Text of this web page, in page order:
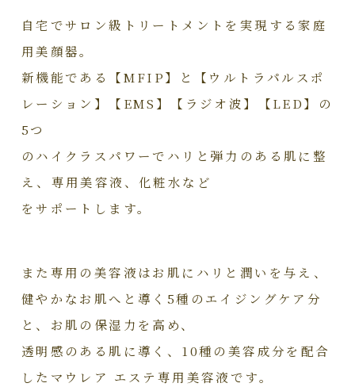
自宅でサロン級トリートメントを実現する家庭
用美顔器。
新機能である【MFIP】と【ウルトラパルスポ
レーション】【EMS】【ラジオ波】【LED】の
5つ
のハイクラスパワーでハリと弾力のある肌に整
え、専用美容液、化粧水など
をサポートします。
また専用の美容液はお肌にハリと潤いを与え、
健やかなお肌へと導く5種のエイジングケア分
と、お肌の保湿力を高め、
透明感のある肌に導く、10種の美容成分を配合
したマウレア エステ専用美容液です。